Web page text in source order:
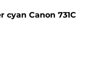
cyan Canon 731C